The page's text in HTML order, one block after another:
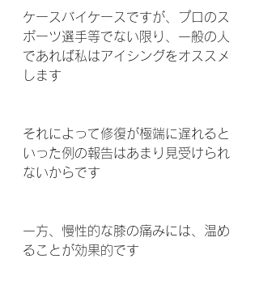
ケースバイケースですが、プロのス
ポーツ選手等でない限り、一般の人
であれば私はアイシングをオススメ
します
それによって修復が極端に遅れると
いった例の報告はあまり見受けられ
ないからです
一方、慢性的な膝の痛みには、温め
ることが効果的です